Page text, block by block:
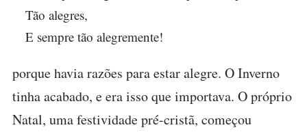
Tão alegres,
E sempre tão alegremente!
porque havia razões para estar alegre. O Inverno
tinha acabado, e era isso que importava. O próprio
Natal, uma festividade pré-cristã, começou